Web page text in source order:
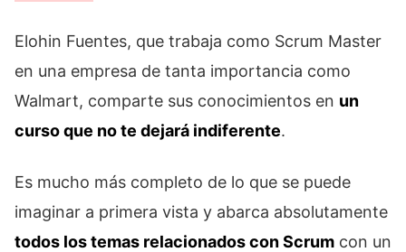
Elohin Fuentes, que trabaja como Scrum Master
en una empresa de tanta importancia como
Walmart, comparte sus conocimientos en un
curso que no te dejará indiferente.
Es mucho más completo de lo que se puede
imaginar a primera vista y abarca absolutamente
todos los temas relacionados con Scrum con un